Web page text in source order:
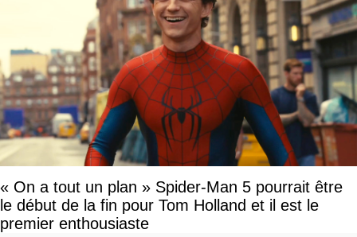
« On a tout un plan » Spider-Man 5 pourrait être
le début de la fin pour Tom Holland et il est le
premier enthousiaste